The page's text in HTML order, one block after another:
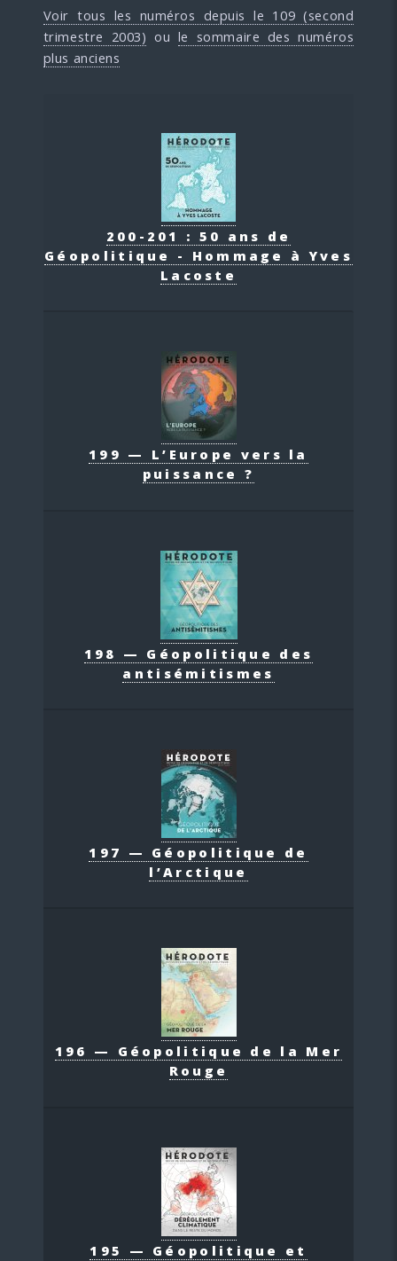
Voir tous les numéros depuis le 109 (second
trimestre 2003) ou le sommaire des numéros
plus anciens
200-201 : 50 ans de
Géopolitique - Hommage à Yves
Lacoste
199 — L’Europe vers la
puissance ?
198 — Géopolitique des
antisémitismes
197 — Géopolitique de
l’Arctique
196 — Géopolitique de la Mer
Rouge
195 — Géopolitique et